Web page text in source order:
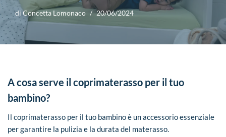
diConcetta Lomonaco 20/06/2024
A cosa serve il coprimaterasso per il tuo
bambino?
Il coprimaterasso per il tuo bambino è un accessorio essenziale
per garantire la pulizia e la durata del materasso.